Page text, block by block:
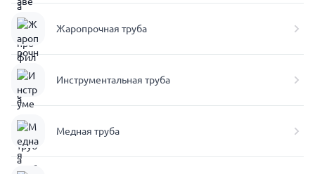
Жаропрочная труба
Инструментальная труба
Медная труба